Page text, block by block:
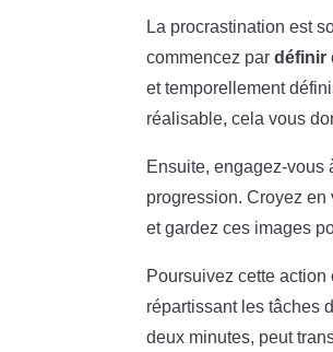
La procrastination est
commencez pardéfinir
et temporellement
réalisable, cela vous
Ensuite, engagez-vous
progression. Croyez
et gardez ces images
Poursuivez cette
répartissant les tâches
deux minutes, peut